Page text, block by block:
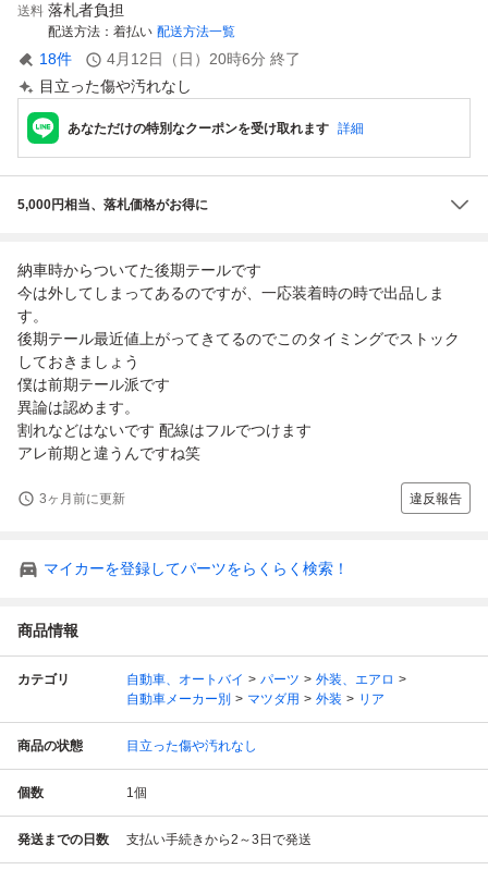
送料 落札者負担
配送方法 着払い 配送方法一覧
18件 4月12日（日）20時6分 終了
目立った傷や汚れなし
あなただけの特別なクーポンを受け取れます 詳細
5,000円相当、落札価格がお得に
納車時からついてた後期テールです
今は外してしまってあるのですが、一応装着時の時で出品しま
す。
後期テール最近値上がってきてるのでこのタイミングでストック
しておきましょう
僕は前期テール派です
異論は認めます。
割れなどはないです 配線はフルでつけます
アレ前期と違うんですね笑
3ヶ月前に更新 違反報告
マイカーを登録してパーツをらくらく検索！
商品情報
カテゴリ 自動車、オートバイ パーツ
外装、エアロ
自動車メーカー別
マツダ用 外装 リア
商品の状態 目立った傷や汚れなし
個数 1個
発送までの日数 支払い手続きから2～3日で発送